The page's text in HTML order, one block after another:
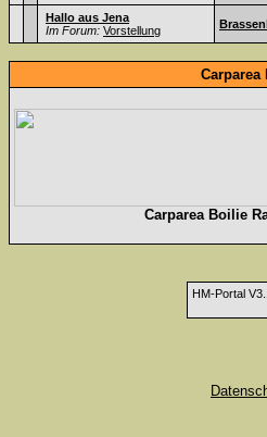
Hallo aus Jena
Im Forum: Vorstellung
Carparea Boilie
HM-Portal